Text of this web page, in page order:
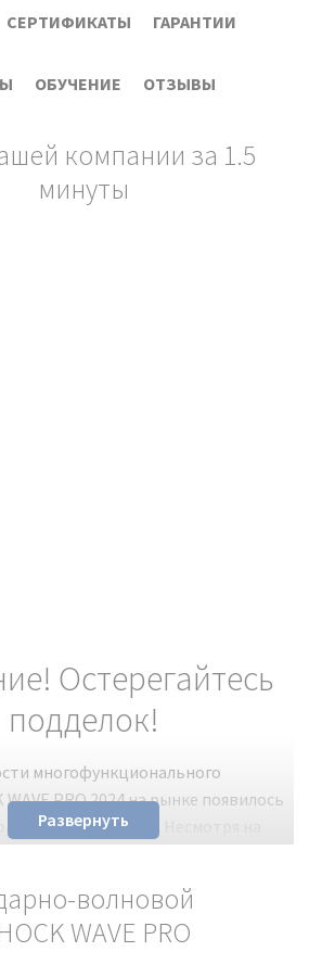
СЕРТИФИКАТЫ ГАРАНТИИ
ОБУЧЕНИЕ ОТЗЫВЫ
компании за 1.5
минуты
Остерегайтесь
подделок!
многофункционального
WAVE PRO 2024 на рынке появилось
подделок. Несмотря на
Чтобы избежать
качественное устройство,
Развернуть
волновой
WAVE PRO